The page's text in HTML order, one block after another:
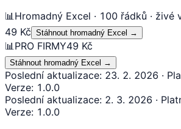
📊 Hromadný Excel · 100 řádků · živé
49 Kč Stáhnout hromadný Excel →
📊 PRO FIRMY49 Kč
Stáhnout hromadný Excel →
Poslední aktualizace: 23. 2. 2026 ·
Verze: 1.0.0
Poslední aktualizace: 2. 3. 2026 ·
Verze: 1.0.0